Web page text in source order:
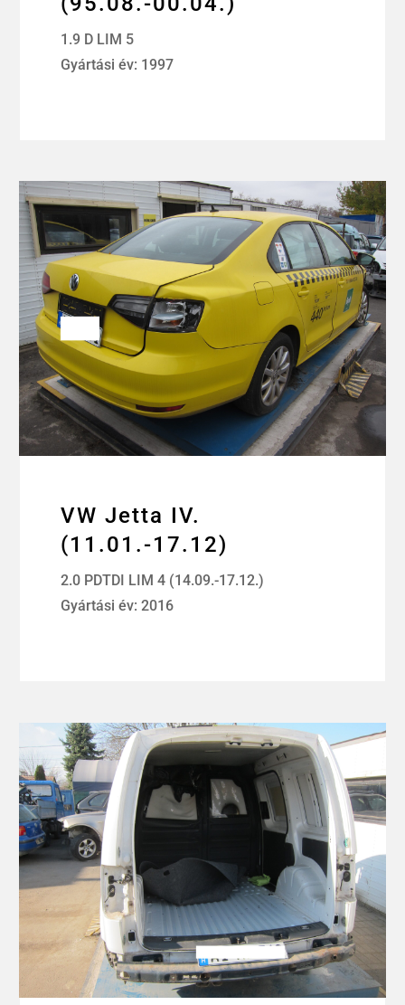
1.9 D LIM 5
Gyártási év: 1997
VW Jetta IV.
(11.01.-17.12)
2.0 PDTDI LIM 4 (14.09.-17.12.)
Gyártási év: 2016